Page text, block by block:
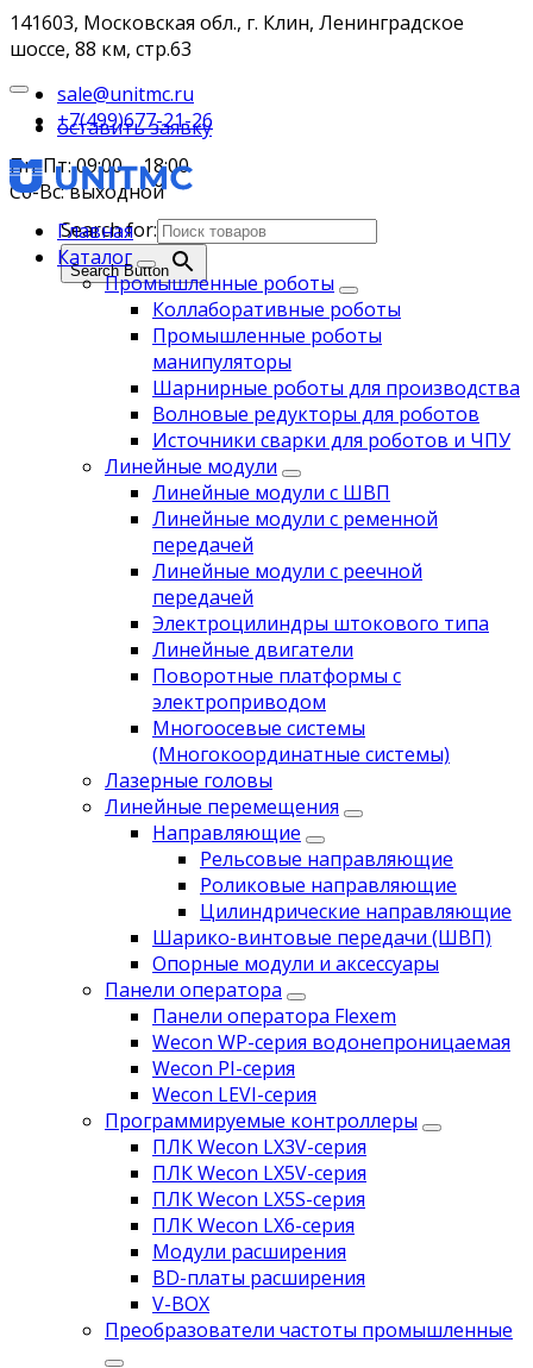
141603, Московская обл., г. Клин, Ленинградское
шоссе, 88 км, стр.63
sale@unitmc.ru
+7(499)677-21-26
Пн-Пт: 09:00 – 18:00
Сб-Вс: выходной
Search for:
Search Button
оставить заявку
Главная
Каталог
Промышленные роботы
Коллаборативные роботы
Промышленные роботы
манипуляторы
Шарнирные роботы для производства
Волновые редукторы для роботов
Источники сварки для роботов и ЧПУ
Линейные модули
Линейные модули с ШВП
Линейные модули с ременной
передачей
Линейные модули с реечной
передачей
Электроцилиндры штокового типа
Линейные двигатели
Поворотные платформы с
электроприводом
Многоосевые системы
(Многокоординатные системы)
Лазерные головы
Линейные перемещения
Направляющие
Рельсовые направляющие
Роликовые направляющие
Цилиндрические направляющие
Шарико-винтовые передачи (ШВП)
Опорные модули и аксессуары
Панели оператора
Панели оператора Flexem
Wecon WP-серия водонепроницаемая
Wecon PI-серия
Wecon LEVI-серия
Программируемые контроллеры
ПЛК Wecon LX3V-серия
ПЛК Wecon LX5V-серия
ПЛК Wecon LX5S-серия
ПЛК Wecon LX6-серия
Модули расширения
BD-платы расширения
V-BOX
Преобразователи частоты промышленные